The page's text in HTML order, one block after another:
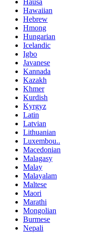
Hausa
Hawaiian
Hebrew
Hmong
Hungarian
Icelandic
Igbo
Javanese
Kannada
Kazakh
Khmer
Kurdish
Kyrgyz
Latin
Latvian
Lithuanian
Luxembou..
Macedonian
Malagasy
Malay
Malayalam
Maltese
Maori
Marathi
Mongolian
Burmese
Nepali